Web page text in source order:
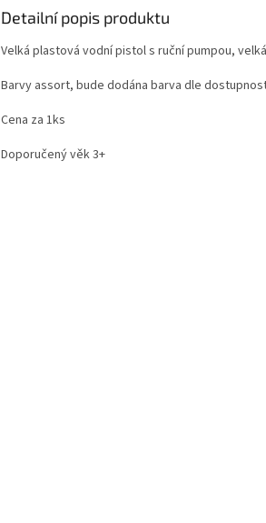
Detailní popis produktu
Velká plastová vodní pistol s ruční pumpou,
Barvy assort, bude dodána barva dle
Cena za 1ks
Doporučený věk 3+